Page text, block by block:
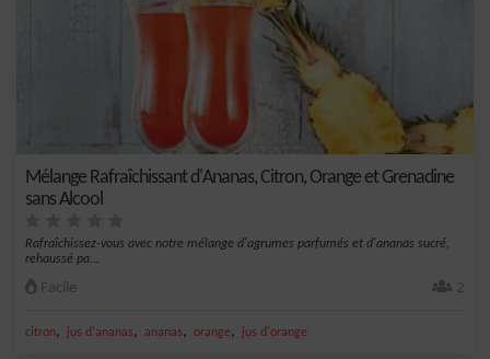
Mélange Rafraîchissant d'Ananas, Citron, Orange et Grenadine
sans Alcool
Rafraîchissez-vous avec notre mélange d'agrumes parfumés et d'ananas sucré,
rehaussé pa...
Facile 2
citron, jus d'ananas, ananas, orange, jus d'orange